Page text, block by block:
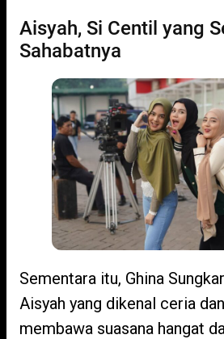
Aisyah, Si Centil yang
Sahabatnya
Sementara itu, Ghina
Aisyah yang dikenal ceria
membawa suasana hangat